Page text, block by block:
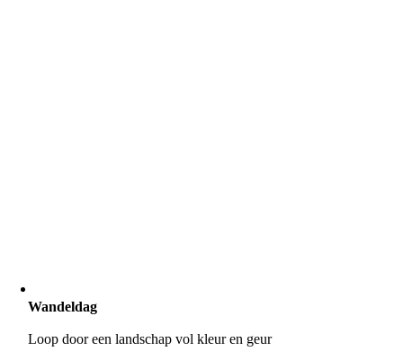
Wandeldag
Loop door een landschap vol kleur en geur